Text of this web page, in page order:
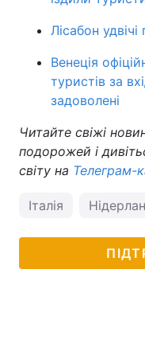
Лісабон
Венеція
туристів за
задоволені
Читайте свіжі
подорожей і
світу на Телеграм-
Італія